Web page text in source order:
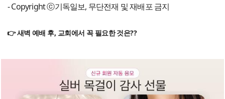
- Copyright ⓒ기독일보, 무단전재 및 재배포 금지
👉 새벽 예배 후, 교회에서 꼭 필요한 것은??